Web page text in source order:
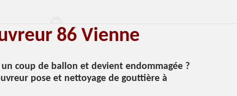
86 Vienne
coup de ballon et devient endommagée ?
pose et nettoyage de gouttière à